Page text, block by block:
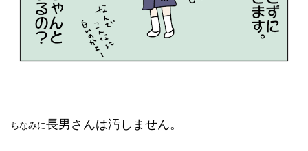
ちなみに長男さんは汚しません。